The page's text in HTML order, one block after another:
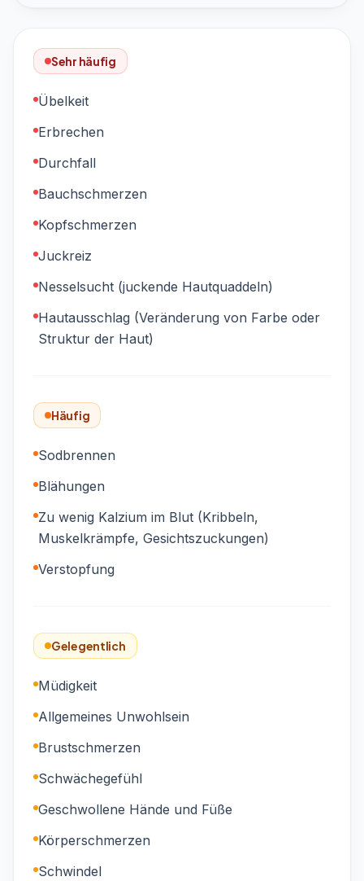
Sehr häufig
Übelkeit
Erbrechen
Durchfall
Bauchschmerzen
Kopfschmerzen
Juckreiz
Nesselsucht (juckende Hautquaddeln)
Hautausschlag (Veränderung von Farbe oder
Struktur der Haut)
Häufig
Sodbrennen
Blähungen
Zu wenig Kalzium im Blut (Kribbeln,
Muskelkrämpfe, Gesichtszuckungen)
Verstopfung
Gelegentlich
Müdigkeit
Allgemeines Unwohlsein
Brustschmerzen
Schwächegefühl
Geschwollene Hände und Füße
Körperschmerzen
Schwindel